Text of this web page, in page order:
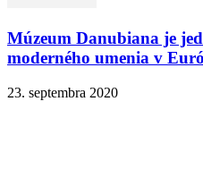
Múzeum Danubiana je
moderného umenia v
23. septembra 2020